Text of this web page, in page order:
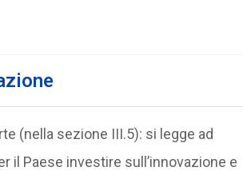
(nella sezione III.5): si legge ad
il Paese investire sull’innovazione e